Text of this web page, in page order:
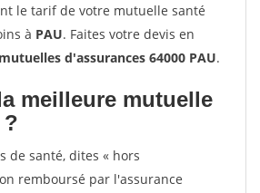
le tarif de votre mutuelle santé
à PAU. Faites votre devis en
d'assurances 64000 PAU.
meilleure mutuelle
de santé, dites « hors
remboursé par l'assurance